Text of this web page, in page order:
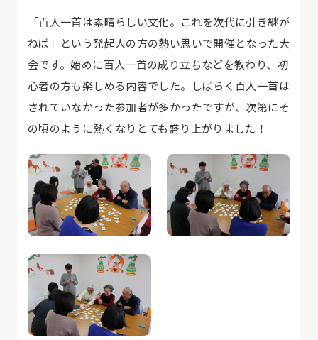
「百人一首は素晴らしい文化。これを次代に引き継が
ねば」という発起人の方の熱い思いで開催となった大
会です。始めに百人一首の成り立ちなどを教わり、初
心者の方も楽しめる内容でした。しばらく百人一首は
されていなかった参加者が多かったですが、次第にそ
の頃のように熱くなりとても盛り上がりました！